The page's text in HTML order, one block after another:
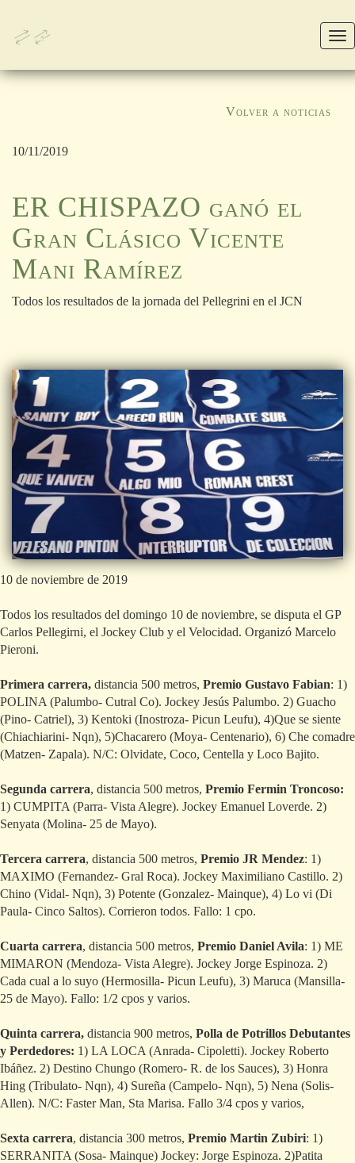
Volver a noticias
10/11/2019
ER CHISPAZO ganó el
Gran Clásico Vicente
Mani Ramírez
Todos los resultados de la jornada del Pellegrini en el JCN
10 de noviembre de 2019
Todos los resultados del domingo 10 de noviembre, se disputa el GP
Carlos Pellegirni, el Jockey Club y el Velocidad. Organizó Marcelo
Pieroni.
Primera carrera, distancia 500 metros, Premio Gustavo Fabian: 1)
POLINA (Palumbo- Cutral Co). Jockey Jesús Palumbo. 2) Guacho
(Pino- Catriel), 3) Kentoki (Inostroza- Picun Leufu), 4)Que se siente
(Chiachiarini- Nqn), 5)Chacarero (Moya- Centenario), 6) Che comadre
(Matzen- Zapala). N/C: Olvidate, Coco, Centella y Loco Bajito.
Segunda carrera, distancia 500 metros, Premio Fermin Troncoso:
1) CUMPITA (Parra- Vista Alegre). Jockey Emanuel Loverde. 2)
Senyata (Molina- 25 de Mayo).
Tercera carrera, distancia 500 metros, Premio JR Mendez: 1)
MAXIMO (Fernandez- Gral Roca). Jockey Maximiliano Castillo. 2)
Chino (Vidal- Nqn), 3) Potente (Gonzalez- Mainque), 4) Lo vi (Di
Paula- Cinco Saltos). Corrieron todos. Fallo: 1 cpo.
Cuarta carrera, distancia 500 metros, Premio Daniel Avila: 1) ME
MIMARON (Mendoza- Vista Alegre). Jockey Jorge Espinoza. 2)
Cada cual a lo suyo (Hermosilla- Picun Leufu), 3) Maruca (Mansilla-
25 de Mayo). Fallo: 1/2 cpos y varios.
Quinta carrera, distancia 900 metros, Polla de Potrillos Debutantes
y Perdedores: 1) LA LOCA (Anrada- Cipoletti). Jockey Roberto
Ibáñez. 2) Destino Chungo (Romero- R. de los Sauces), 3) Honra
Hing (Tribulato- Nqn), 4) Sureña (Campelo- Nqn), 5) Nena (Solis-
Allen). N/C: Faster Man, Sta Marisa. Fallo 3/4 cpos y varios,
Sexta carrera, distancia 300 metros, Premio Martin Zubiri: 1)
SERRANITA (Sosa- Mainque) Jockey: Jorge Espinoza. 2)Patita